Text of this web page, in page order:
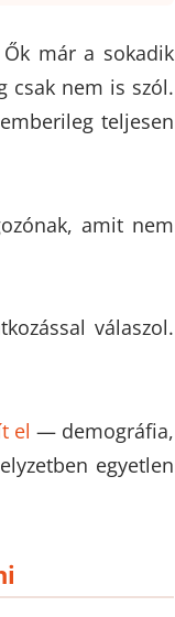
már a sokadik
csak nem is szól.
teljesen
amit nem
válaszol.
el — demográfia,
egyetlen